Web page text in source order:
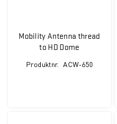
Mobility Antenna thread
to HD Dome
Produktnr. ACW-650